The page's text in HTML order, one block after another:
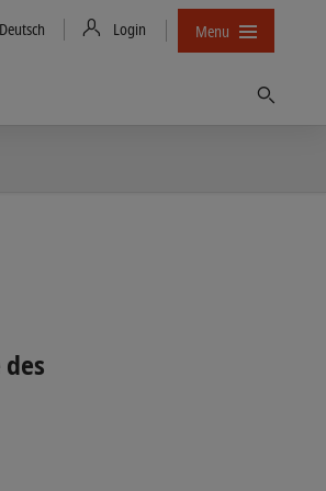
Language
Deutsch Login Menu